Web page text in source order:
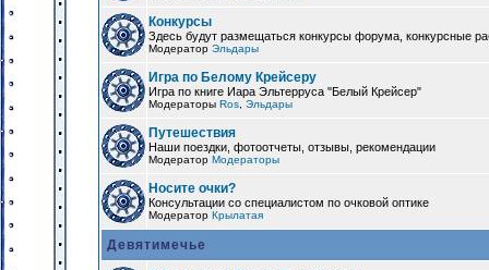
Конкурсы
Здесь будут размещаться конкурсы форума, конкурсные
Модератор Эльдары
Игра по Белому Крейсеру
Игра по книге Иара Эльтерруса "Белый Крейсер"
Модераторы Ros Эльдары
Путешествия
Наши поездки, фотоотчеты, отзывы, рекомендации
Модератор Модераторы
Носите очки?
Консультации со специалистом по очковой оптике
Модератор Крылатая
Девятимечье